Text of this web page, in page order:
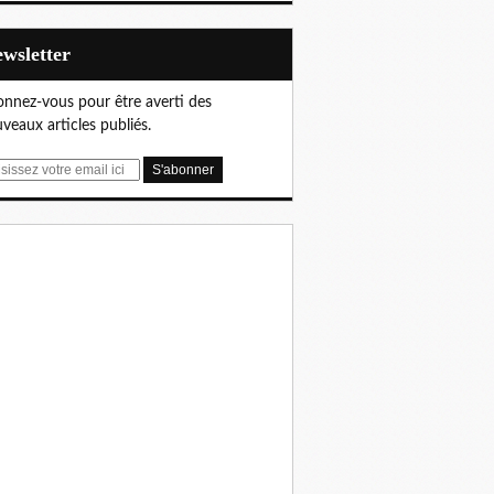
vous pour être averti des
articles publiés.